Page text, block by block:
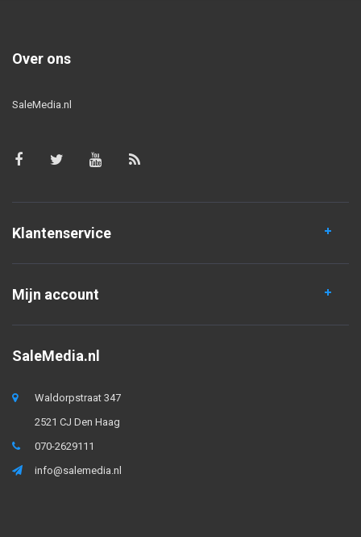
Over ons
SaleMedia.nl
Klantenservice
Mijn account
SaleMedia.nl
Waldorpstraat 347
2521 CJ Den Haag
070-2629111
info@salemedia.nl